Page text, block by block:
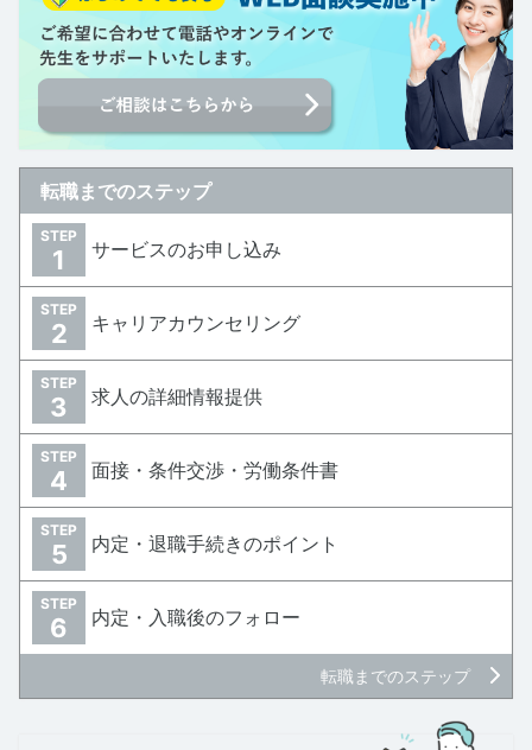
転職までのステップ
STEP
1 サービスのお申し込み
STEP
2 キャリアカウンセリング
STEP
3 求人の詳細情報提供
STEP
4 面接・条件交渉・労働条件書
STEP
5 内定・退職手続きのポイント
STEP
6 内定・入職後のフォロー
転職までのステップ